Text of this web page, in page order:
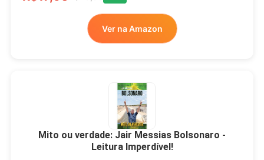
Ver na Amazon
Mito ou verdade: Jair Messias Bolsonaro -
Leitura Imperdível!